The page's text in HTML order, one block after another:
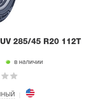
285/45 R20 112T
в наличии